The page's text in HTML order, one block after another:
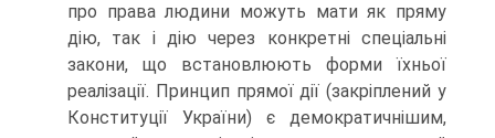
про права людини можуть мати як пряму
дію, так і дію через конкретні спеціальні
закони, що встановлюють форми їхньої
реалізації. Принцип прямої дії (закріплений у
Конституції України) є демократичнішим,